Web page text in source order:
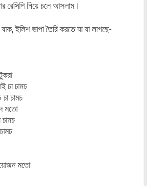
রেসিপি নিয়ে চলে আসলাম।
ইলিশ ভাপা তৈরি করতে যা যা লাগছে-
চা চামচ
চামচ
মতো
মতো